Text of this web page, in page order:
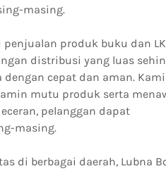
masing.
produk buku dan
distribusi yang luas
cepat dan aman. Kami
mutu produk serta
pelanggan dapat
masing.
di berbagai daerah, Lubna